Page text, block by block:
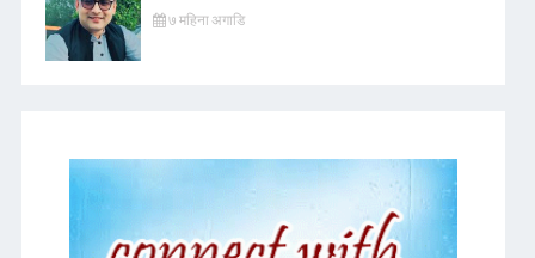
७ महिना अगाडि